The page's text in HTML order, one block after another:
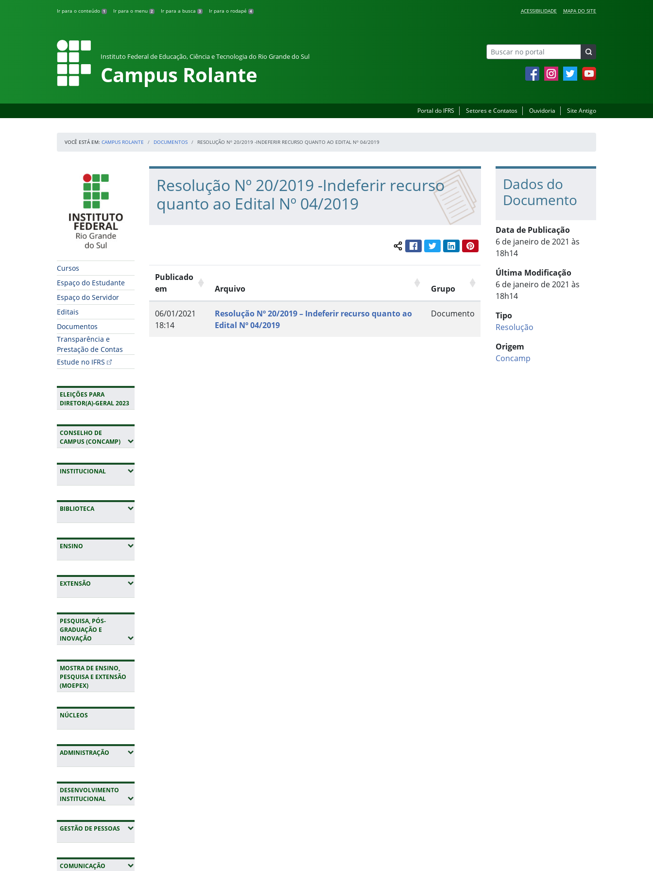
Ir para o conteúdo 1 Ir para o menu 2 Ir para a busca 3 Ir para o rodapé 4 ACESSIBILIDADE MAPA DO SITE
Instituto Federal de Educação, Ciência e Tecnologia do Rio Grande do Sul
Campus Rolante FacebookInstagramTwitter YouTube
Portal do IFRS Setores e Contatos Ouvidoria Site Antigo
VOCÊ ESTÁ EM: CAMPUS ROLANTE DOCUMENTOS RESOLUÇÃO Nº 20/2019 -INDEFERIR RECURSO QUANTO AO EDITAL Nº 04/2019
Início da navegação
Cursos
Espaço do Estudante
Espaço do Servidor
Editais
Documentos
Transparência e
Prestação de Contas
Estude no IFRS
ELEIÇÕES PARA
DIRETOR(A)-GERAL 2023
CONSELHO DE
CAMPUS (CONCAMP)(EXPANDIR SUBMENUS)
INSTITUCIONAL(EXPANDIR SUBMENUS)
BIBLIOTECA(EXPANDIR SUBMENUS)
ENSINO (EXPANDIR SUBMENUS)
EXTENSÃO (EXPANDIR SUBMENUS)
PESQUISA, PÓS-
GRADUAÇÃO E
INOVAÇÃO (EXPANDIR SUBMENUS)
MOSTRA DE ENSINO,
PESQUISA E EXTENSÃO
(MOEPEX)
NÚCLEOS
ADMINISTRAÇÃO (EXPANDIR SUBMENUS)
DESENVOLVIMENTO
INSTITUCIONAL(EXPANDIR SUBMENUS)
GESTÃO DE PESSOAS (EXPANDIR SUBMENUS)
COMUNICAÇÃO (EXPANDIR SUBMENUS)
Início do conteúdo
Resolução Nº 20/2019 -Indeferir recurso
quanto ao Edital Nº 04/2019
Compartilhar conteúdo:
FacebookTwitterLinkedInPinterest
Publicado
em
Arquivo Grupo
06/01/2021
18:14
Resolução Nº 20/2019 – Indeferir recurso quanto ao
Edital Nº 04/2019
Documento
Dados do
Documento
Data de Publicação
6 de janeiro de 2021 às
18h14
Última Modificação
6 de janeiro de 2021 às
18h14
Tipo
Resolução
Origem
Concamp